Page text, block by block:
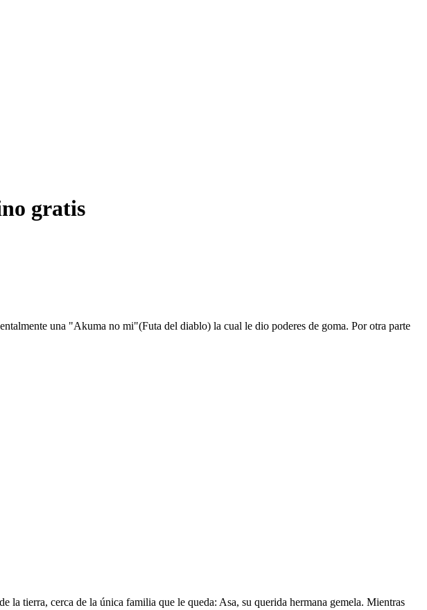
gratis
una "Akuma no mi"(Futa del diablo) la cual le dio poderes de goma. Por otra parte
la tierra, cerca de la única familia que le queda: Asa, su querida hermana gemela. Mientras